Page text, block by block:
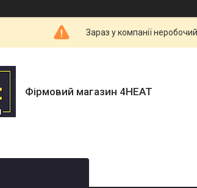
Зараз у компанії
Фірмовий магазин 4HEAT